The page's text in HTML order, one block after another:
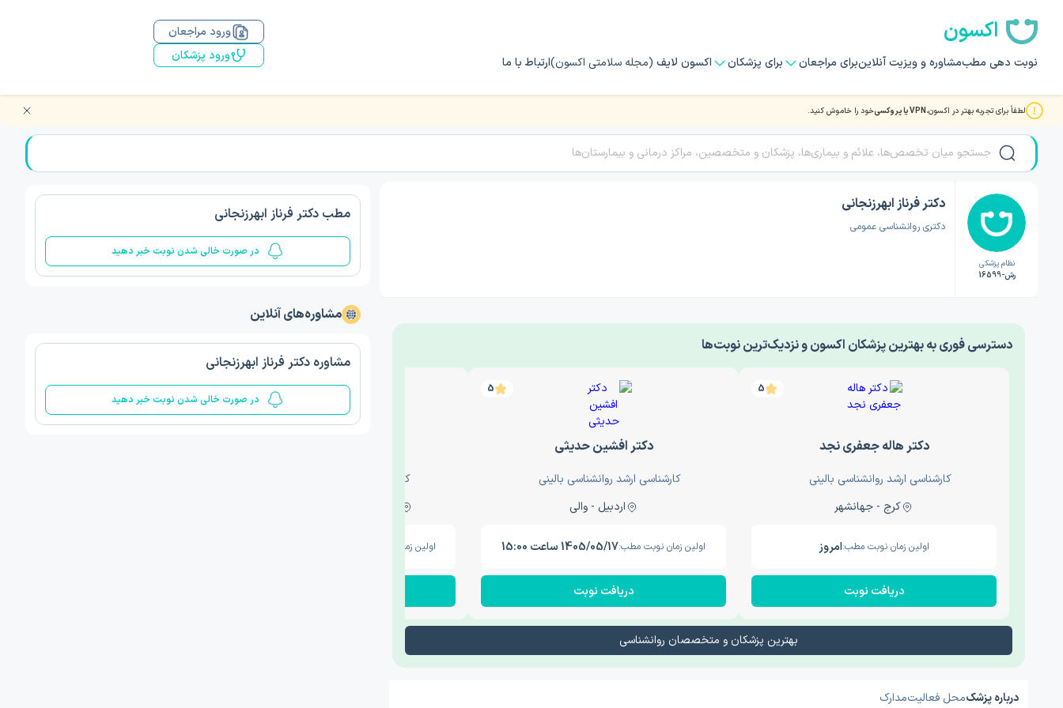
اکسون
نوبت دهی مطبمشاوره و ویزیت آنلاینبرای مراجعان برای پزشکان اکسون لایف (مجله سلامتی اکسون)ارتباط با ما
ورود مراجعان
ورود پزشکان
لطفاً برای تجربه بهتر در اکسون،VPN یا پروکسی خود را خاموش کنید. صفحه اصلی/دکتر روانشناسی/دکتر فرناز ابهرزنجانی
نظام پزشکی
رش-16599
دکتر فرناز ابهرزنجانی
دکتری روانشناسی عمومی
5
دکتر هاله جعفری نجد
کارشناسی ارشد روانشناسی بالینی
کرج - جهانشهر
اولین زمان نوبت مطب:امروز
دریافت نوبت
5
دکتر افشین حدیثی
کارشناسی ارشد روانشناسی بالینی
اردبیل - والی
اولین زمان نوبت مطب:1405/05/17 ساعت 15:00
دریافت نوبت
5
کارشناسی ارشد روانشناسی بالینی
اولین زمان نوبت مطب:
بهترین پزشکان و متخصصان روانشناسی
درباره پزشکمحل فعالیتمدارک
مطب دکتر فرناز ابهرزنجانی
در صورت خالی شدن نوبت خبر دهید
مشاوره‌های آنلاین
مشاوره دکتر فرناز ابهرزنجانی
در صورت خالی شدن نوبت خبر دهید